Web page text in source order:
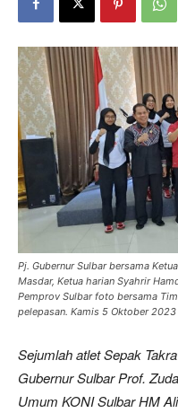
Pj. Gubernur Sulbar bersama
Masdar, Ketua harian Syahrir
Pemprov Sulbar foto bersama
pelepasan. Kamis 5 Oktober
Sejumlah atlet Sepak
Gubernur Sulbar Prof.
Umum KONI Sulbar HM